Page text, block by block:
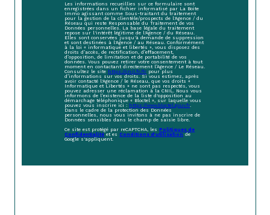
Les informations recueillies sur ce formulaire sont
enregistrées dans un fichier informatisé par La Boite
Immo agissant comme Sous-traitant du traitement
pour la gestion de la clientèle/prospects de l'Agence / du
Réseau qui reste Responsable du Traitement de vos
Données personnelles. La base légale du traitement
repose sur l'intérêt légitime de l'Agence / du Réseau.
Elles sont conservées jusqu'à demande de suppression
et sont destinées à l'Agence / au Réseau. Conformément
à la loi « informatique et libertés », vous disposez des
droits d’accès, de rectification, d’effacement,
d’opposition, de limitation et de portabilité de vos
données. Vous pouvez retirer votre consentement à tout
moment en contactant directement l’Agence / Le Réseau.
Consultez le site https://cnil.fr/fr pour plus
d’informations sur vos droits. Si vous estimez, après
avoir contacté l'Agence / le Réseau, que vos droits «
Informatique et Libertés » ne sont pas respectés, vous
pouvez adresser une réclamation à la CNIL. Nous vous
informons de l’existence de la liste d'opposition au
démarchage téléphonique « Bloctel », sur laquelle vous
pouvez vous inscrire ici : https://www.bloctel.gouv.fr.
Dans le cadre de la protection des Données
personnelles, nous vous invitons à ne pas inscrire de
Données sensibles dans le champ de saisie libre.
Ce site est protégé par reCAPTCHA, lesPolitiques de
Confidentialité et esConditions d'utilisation de
Google s'appliquent.